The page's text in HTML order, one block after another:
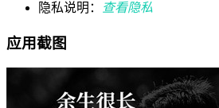
隐私说明：
查看隐私
应用截图